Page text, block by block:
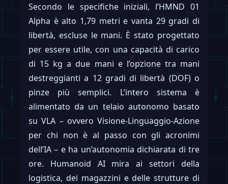
Secondo le specifiche iniziali, l’HMND 01
Alpha è alto 1,79 metri e vanta 29 gradi di
libertà, escluse le mani. È stato progettato
per essere utile, con una capacità di carico
di 15 kg a due mani e l’opzione tra mani
destreggianti a 12 gradi di libertà (DOF) o
pinze più semplici. L’intero sistema è
alimentato da un telaio autonomo basato
su VLA – ovvero Visione-Linguaggio-Azione
per chi non è al passo con gli acronimi
dell’IA – e ha un’autonomia dichiarata di tre
ore. Humanoid AI mira ai settori della
logistica, dei magazzini e delle strutture di